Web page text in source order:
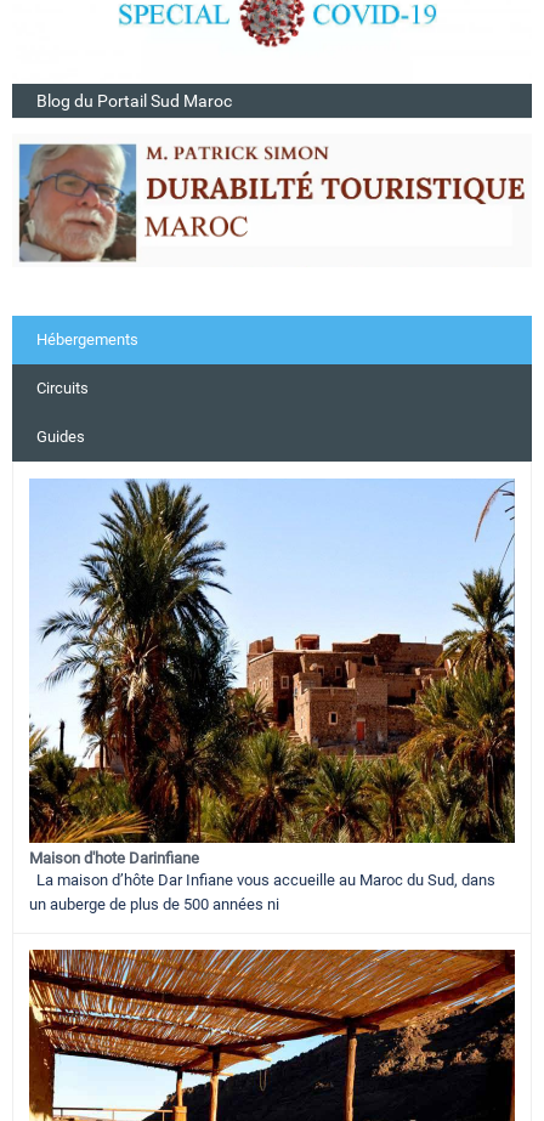
Blog du Portail Sud Maroc
Hébergements
Circuits
Guides
Maison d'hote Darinfiane
La maison d’hôte Dar Infiane vous accueille au Maroc du Sud, dans
un auberge de plus de 500 années ni